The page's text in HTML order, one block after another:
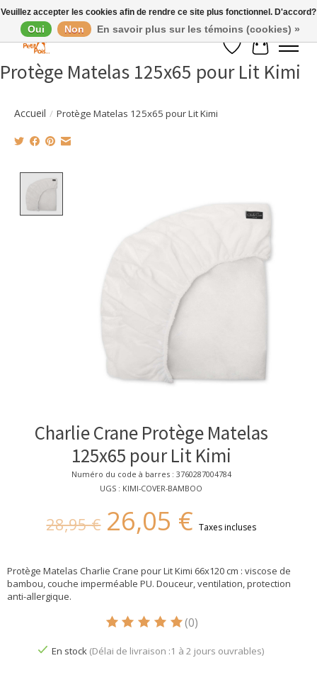
Liste de souhaits
Panier
Protège Matelas 125x65 pour Lit Kimi
Accueil / Protège Matelas 125x65 pour Lit Kimi
Charlie Crane Protège Matelas
125x65 pour Lit Kimi
Numéro du code à barres : 3760287004784
UGS : KIMI-COVER-BAMBOO
28,95 € 26,05 € Taxes incluses
Protège Matelas Charlie Crane pour Lit Kimi 66x120 cm : viscose de
bambou, couche imperméable PU. Douceur, ventilation, protection
anti-allergique.
Ce produit est évalué à
(0)
En stock (Délai de livraison :1 à 2 jours ouvrables)
Veuillez accepter les cookies afin de rendre ce site plus fonctionnel. D'accord?
Oui Non En savoir plus sur les témoins (cookies) »